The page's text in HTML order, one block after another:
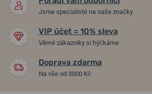
Jsme specialisté na naše značky
VIP účet = 10% sleva
Věrné zákazníky si hýčkáme
Doprava zdarma
Na vše od 3000 Kč